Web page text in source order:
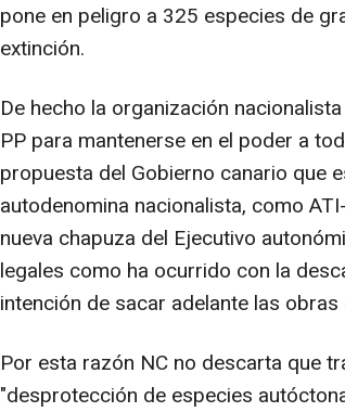
pone en peligro a 325 especies de
extinción.
De hecho la organización
PP para mantenerse en el poder a
propuesta del Gobierno canario que
autodenomina nacionalista, como
nueva chapuza del Ejecutivo
legales como ha ocurrido con la
intención de sacar adelante las
Por esta razón NC no descarta que
"desprotección de especies